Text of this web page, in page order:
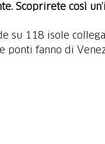
Scoprirete così
su 118 isole
ponti fanno di